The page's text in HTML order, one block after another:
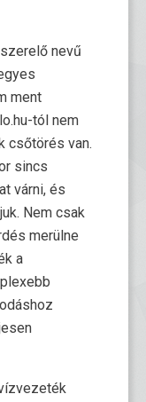
nevű
ment
tól nem
csőtörés van.
sincs
várni, és
Nem csak
merülne
a